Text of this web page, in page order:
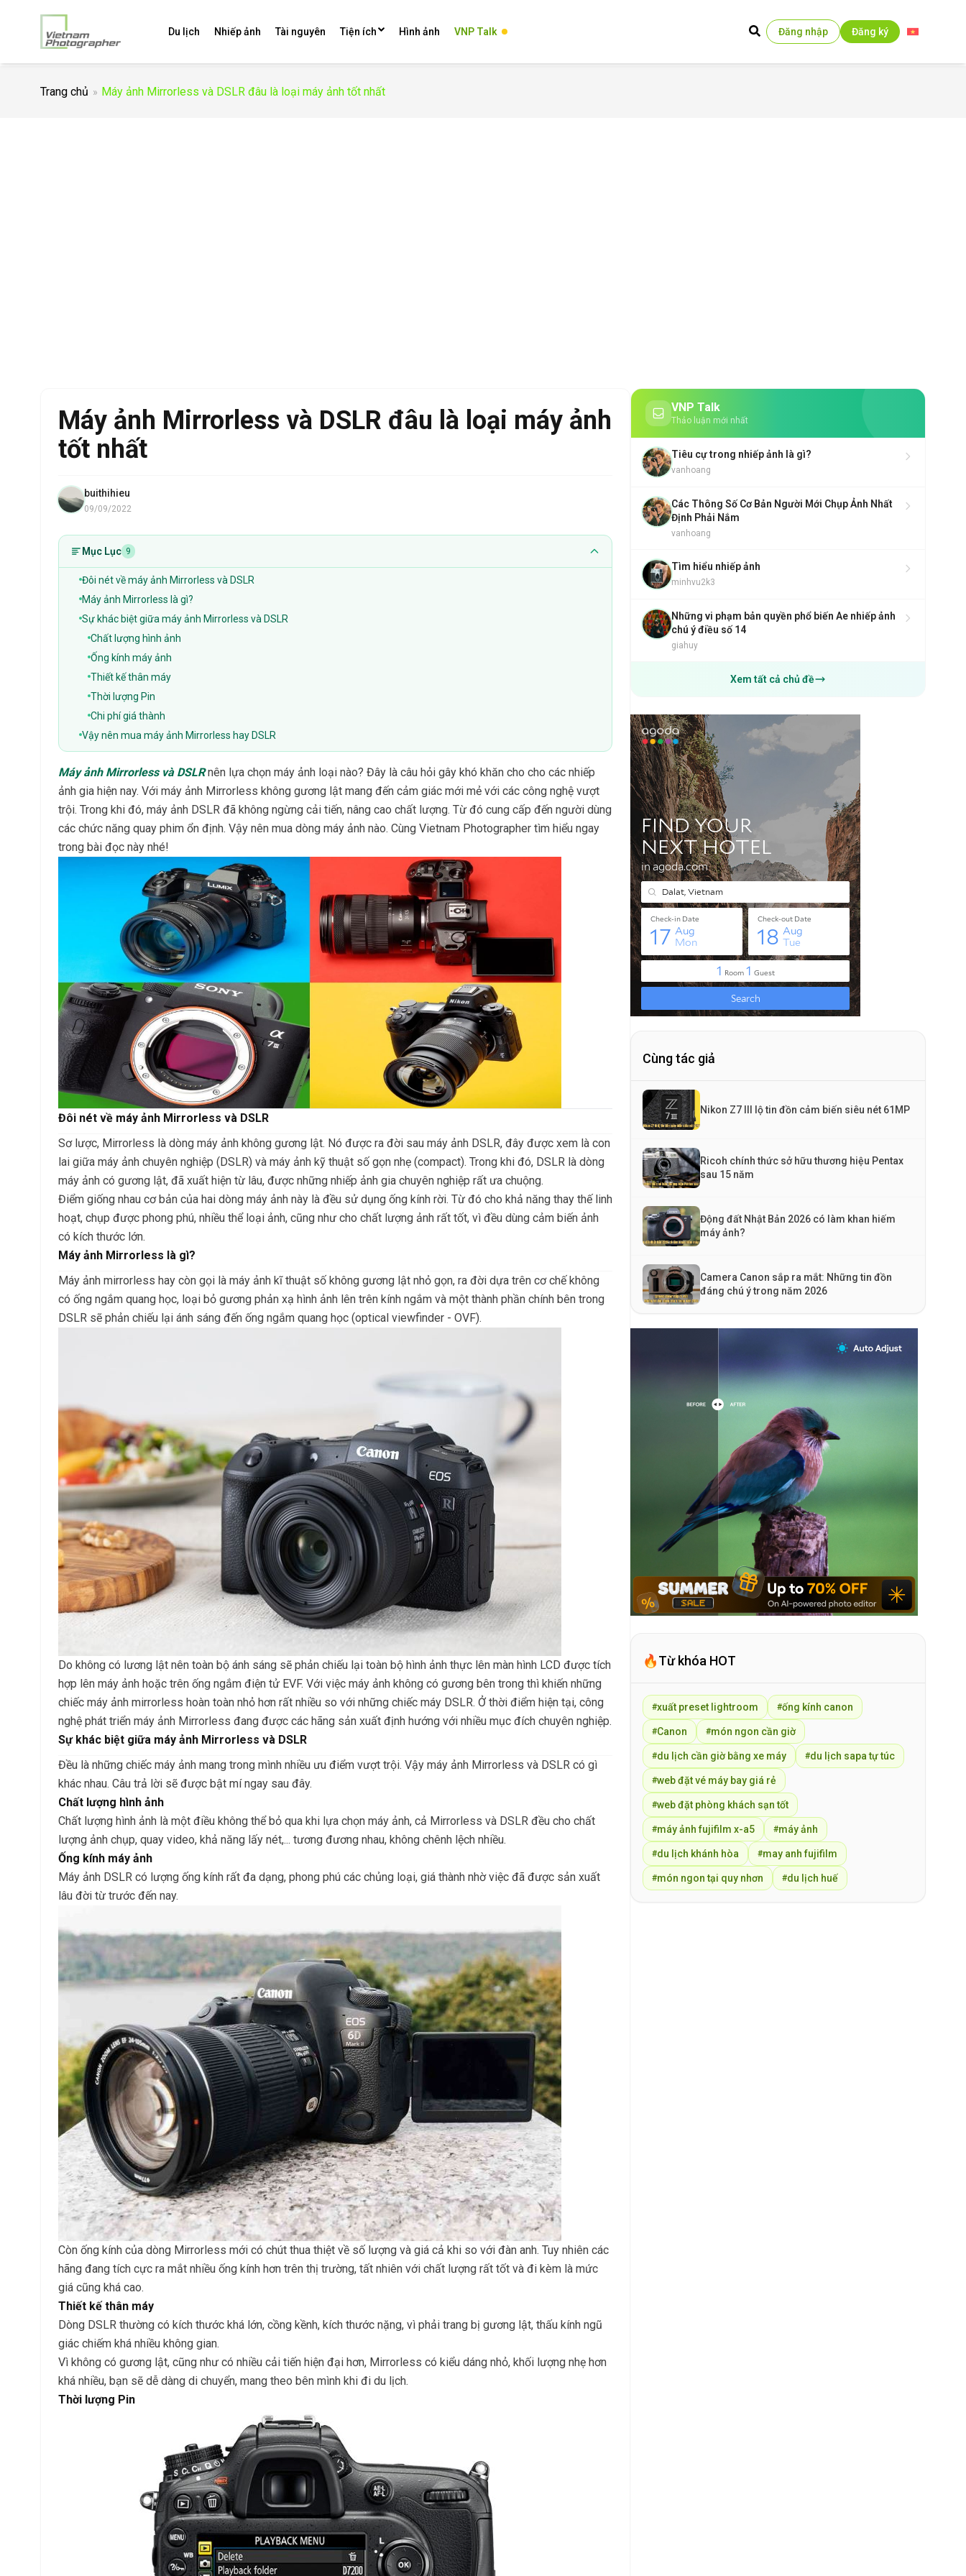
Du lịch Nhiếp ảnh Tài nguyên Tiện ích Hình ảnh VNP Talk Đăng nhập Đăng ký
Trang chủ Máy ảnh Mirrorless và DSLR đâu là loại máy ảnh tốt nhất
Máy ảnh Mirrorless và DSLR đâu là loại máy ảnh
tốt nhất
buithihieu
09/09/2022
Mục Lục 9
Đôi nét về máy ảnh Mirrorless và DSLR
Máy ảnh Mirrorless là gì?
Sự khác biệt giữa máy ảnh Mirrorless và DSLR
Chất lượng hình ảnh
Ống kính máy ảnh
Thiết kế thân máy
Thời lượng Pin
Chi phí giá thành
Vậy nên mua máy ảnh Mirrorless hay DSLR
Máy ảnh Mirrorless và DSLRnên lựa chọn máy ảnh loại nào? Đây là câu hỏi gây khó khăn cho cho các nhiếp
ảnh gia hiện nay. Với máy ảnh Mirrorless không gương lật mang đến cảm giác mới mẻ với các công nghệ vượt
trội. Trong khi đó, máy ảnh DSLR đã không ngừng cải tiến, nâng cao chất lượng. Từ đó cung cấp đến người dùng
các chức năng quay phim ổn định. Vậy nên mua dòng máy ảnh nào. Cùng Vietnam Photographer tìm hiểu ngay
trong bài đọc này nhé!
Đôi nét về máy ảnh Mirrorless và DSLR
Sơ lược, Mirrorless là dòng máy ảnh không gương lật. Nó được ra đời sau máy ảnh DSLR, đây được xem là con
lai giữa máy ảnh chuyên nghiệp (DSLR) và máy ảnh kỹ thuật số gọn nhẹ (compact). Trong khi đó, DSLR là dòng
máy ảnh có gương lật, đã xuất hiện từ lâu, được những nhiếp ảnh gia chuyên nghiệp rất ưa chuộng.
Điểm giống nhau cơ bản của hai dòng máy ảnh này là đều sử dụng ống kính rời. Từ đó cho khả năng thay thế linh
hoạt, chụp được phong phú, nhiều thể loại ảnh, cũng như cho chất lượng ảnh rất tốt, vì đều dùng cảm biến ảnh
có kích thước lớn.
Máy ảnh Mirrorless là gì?
Máy ảnh mirrorless hay còn gọi là máy ảnh kĩ thuật số không gương lật nhỏ gọn, ra đời dựa trên cơ chế không
có ống ngắm quang học, loại bỏ gương phản xạ hình ảnh lên trên kính ngắm và một thành phần chính bên trong
DSLR sẽ phản chiếu lại ánh sáng đến ống ngắm quang học (optical viewfinder - OVF).
Do không có lương lật nên toàn bộ ánh sáng sẽ phản chiếu lại toàn bộ hình ảnh thực lên màn hình LCD được tích
hợp lên máy ảnh hoặc trên ống ngắm điện tử EVF. Với việc máy ảnh không có gương bên trong thì khiến những
chiếc máy ảnh mirrorless hoàn toàn nhỏ hơn rất nhiều so với những chiếc máy DSLR. Ở thời điểm hiện tại, công
nghệ phát triển máy ảnh Mirrorless đang được các hãng sản xuất định hướng với nhiều mục đích chuyên nghiệp.
Sự khác biệt giữa máy ảnh Mirrorless và DSLR
Đều là những chiếc máy ảnh mang trong mình nhiều ưu điểm vượt trội. Vậy máy ảnh Mirrorless và DSLR có gì
khác nhau. Câu trả lời sẽ được bật mí ngay sau đây.
Chất lượng hình ảnh
Chất lượng hình ảnh là một điều không thể bỏ qua khi lựa chọn máy ảnh, cả Mirrorless và DSLR đều cho chất
lượng ảnh chụp, quay video, khả năng lấy nét,... tương đương nhau, không chênh lệch nhiều.
Ống kính máy ảnh
Máy ảnh DSLR có lượng ống kính rất đa dạng, phong phú các chủng loại, giá thành nhờ việc đã được sản xuất
lâu đời từ trước đến nay.
Còn ống kính của dòng Mirrorless mới có chút thua thiệt về số lượng và giá cả khi so với đàn anh. Tuy nhiên các
hãng đang tích cực ra mắt nhiều ống kính hơn trên thị trường, tất nhiên với chất lượng rất tốt và đi kèm là mức
giá cũng khá cao.
Thiết kế thân máy
Dòng DSLR thường có kích thước khá lớn, cồng kềnh, kích thước nặng, vì phải trang bị gương lật, thấu kính ngũ
giác chiếm khá nhiều không gian.
Vì không có gương lật, cũng như có nhiều cải tiến hiện đại hơn, Mirrorless có kiểu dáng nhỏ, khối lượng nhẹ hơn
khá nhiều, bạn sẽ dễ dàng di chuyển, mang theo bên mình khi đi du lịch.
Thời lượng Pin
VNP Talk
Thảo luận mới nhất
Tiêu cự trong nhiếp ảnh là gì?
vanhoang
Các Thông Số Cơ Bản Người Mới Chụp Ảnh Nhất
Định Phải Nắm
vanhoang
Tìm hiểu nhiếp ảnh
minhvu2k3
Những vi phạm bản quyền phổ biến Ae nhiếp ảnh
chú ý điều số 14
giahuy
Xem tất cả chủ đề
Cùng tác giả
Nikon Z7 III lộ tin đồn cảm biến siêu nét 61MP
Ricoh chính thức sở hữu thương hiệu Pentax
sau 15 năm
Động đất Nhật Bản 2026 có làm khan hiếm
máy ảnh?
Camera Canon sắp ra mắt: Những tin đồn
đáng chú ý trong năm 2026
🔥Từ khóa HOT
#xuất preset lightroom #ống kính canon
#Canon #món ngon cần giờ
#du lịch cần giờ bằng xe máy #du lịch sapa tự túc
#web đặt vé máy bay giá rẻ
#web đặt phòng khách sạn tốt
#máy ảnh fujifilm x-a5 #máy ảnh
#du lịch khánh hòa #may anh fujifilm
#món ngon tại quy nhơn #du lịch huế